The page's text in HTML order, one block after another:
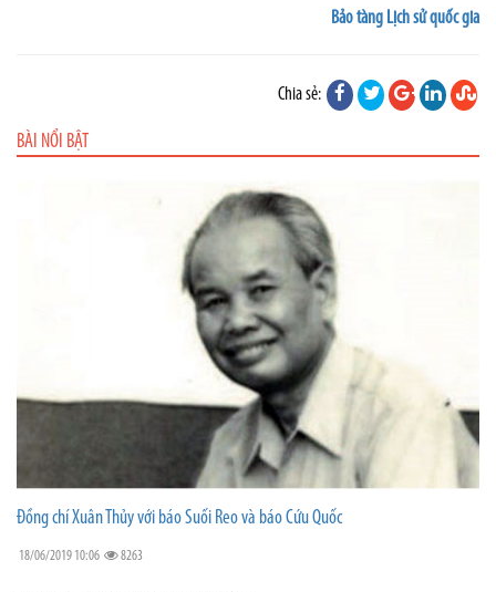
Bảo tàng Lịch sử quốc gia
Chia sẻ:
BÀI NỔI BẬT
Đồng chí Xuân Thủy với báo Suối Reo và báo Cứu Quốc
18/06/2019 10:06 8263